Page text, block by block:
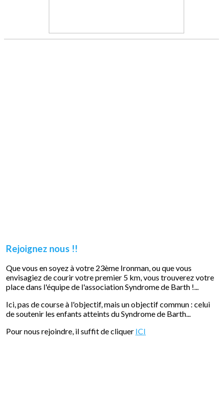
Rejoignez nous !!
Que vous en soyez à votre 23ème Ironman, ou que vous
envisagiez de courir votre premier 5 km, vous trouverez votre
place dans l'équipe de l'association Syndrome de Barth !...
Ici, pas de course à l'objectif, mais un objectif commun : celui
de soutenir les enfants atteints du Syndrome de Barth...
Pour nous rejoindre, il suffit de cliquer ICI